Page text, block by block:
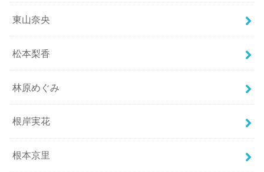
東山奈央
松本梨香
林原めぐみ
根岸実花
根本京里